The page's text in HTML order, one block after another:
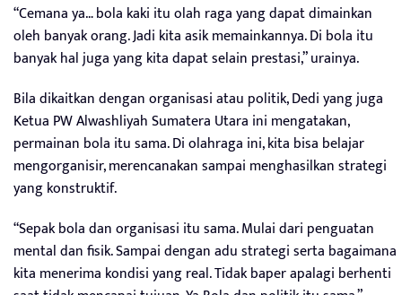
“Cemana ya… bola kaki itu olah raga yang dapat dimainkan
oleh banyak orang. Jadi kita asik memainkannya. Di bola itu
banyak hal juga yang kita dapat selain prestasi,” urainya.
Bila dikaitkan dengan organisasi atau politik, Dedi yang juga
Ketua PW Alwashliyah Sumatera Utara ini mengatakan,
permainan bola itu sama. Di olahraga ini, kita bisa belajar
mengorganisir, merencanakan sampai menghasilkan strategi
yang konstruktif.
“Sepak bola dan organisasi itu sama. Mulai dari penguatan
mental dan fisik. Sampai dengan adu strategi serta bagaimana
kita menerima kondisi yang real. Tidak baper apalagi berhenti